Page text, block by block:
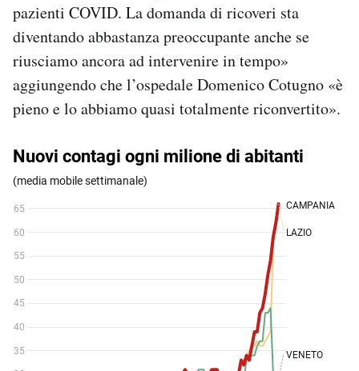
pazienti COVID. La domanda di ricoveri sta
diventando abbastanza preoccupante anche se
riusciamo ancora ad intervenire in tempo»
aggiungendo che l’ospedale Domenico Cotugno «è
pieno e lo abbiamo quasi totalmente riconvertito».